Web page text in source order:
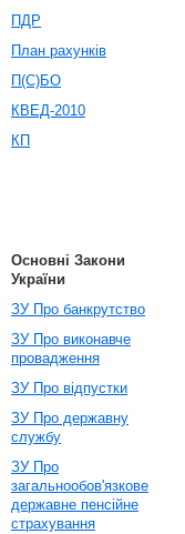
ПДР
План рахунків
П(С)БО
КВЕД-2010
КП
Основні Закони
України
ЗУ Про банкрутство
ЗУ Про виконавче
провадження
ЗУ Про відпустки
ЗУ Про державну
службу
ЗУ Про
загальнообов'язкове
державне пенсійне
страхування